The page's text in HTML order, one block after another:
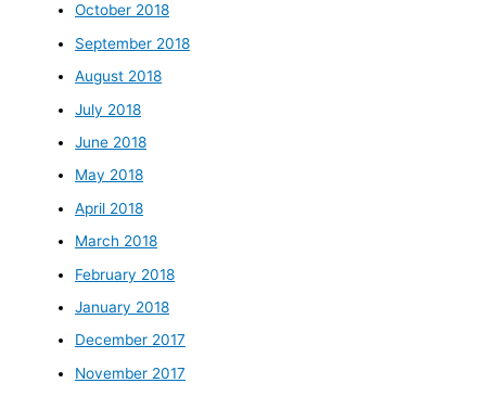
October 2018
September 2018
August 2018
July 2018
June 2018
May 2018
April 2018
March 2018
February 2018
January 2018
December 2017
November 2017